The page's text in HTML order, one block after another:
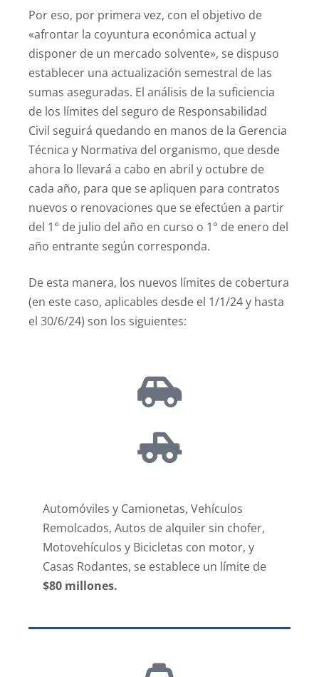
Por eso, por primera vez, con el objetivo de
«afrontar la coyuntura económica actual y
disponer de un mercado solvente», se dispuso
establecer una actualización semestral de las
sumas aseguradas. El análisis de la suficiencia
de los límites del seguro de Responsabilidad
Civil seguirá quedando en manos de la Gerencia
Técnica y Normativa del organismo, que desde
ahora lo llevará a cabo en abril y octubre de
cada año, para que se apliquen para contratos
nuevos o renovaciones que se efectúen a partir
del 1° de julio del año en curso o 1° de enero del
año entrante según corresponda.
De esta manera, los nuevos límites de cobertura
(en este caso, aplicables desde el 1/1/24 y hasta
el 30/6/24) son los siguientes:
Automóviles y Camionetas, Vehículos
Remolcados, Autos de alquiler sin chofer,
Motovehículos y Bicicletas con motor, y
Casas Rodantes, se establece un límite de
$80 millones.